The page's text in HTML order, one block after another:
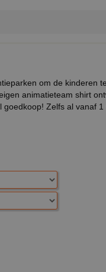
om de kinderen
animatieteam shirt
Zelfs al vanaf 1